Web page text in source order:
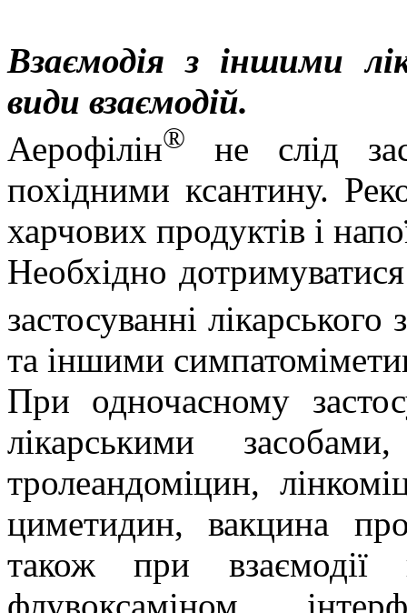
Взаємодія з іншими
види взаємодій.
Аерофілін®
не слід
похідними ксантину.
харчових продуктів і
Необхідно
застосуванні
та іншими
При одночасному
лікарськими
тролеандоміцин,
циметидин, вакцина
також при взаємодії